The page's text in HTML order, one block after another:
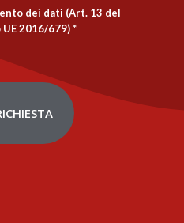
dei dati (Art. 13 del
2016/679)*